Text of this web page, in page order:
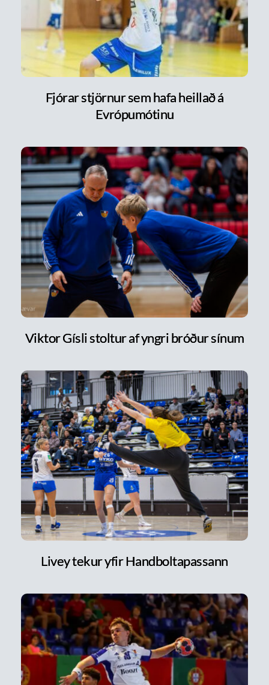
Fjórar stjörnur sem hafa heillað á
Evrópumótinu
Viktor Gísli stoltur af yngri bróður sínum
Livey tekur yfir Handboltapassann